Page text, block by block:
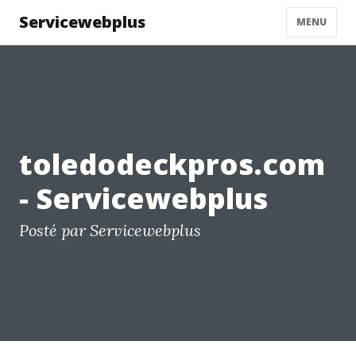
Servicewebplus MENU
toledodeckpros.com
- Servicewebplus
Posté par Servicewebplus